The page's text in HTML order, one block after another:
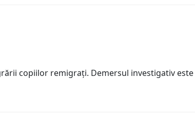
copiilor remigraţi. Demersul investigativ